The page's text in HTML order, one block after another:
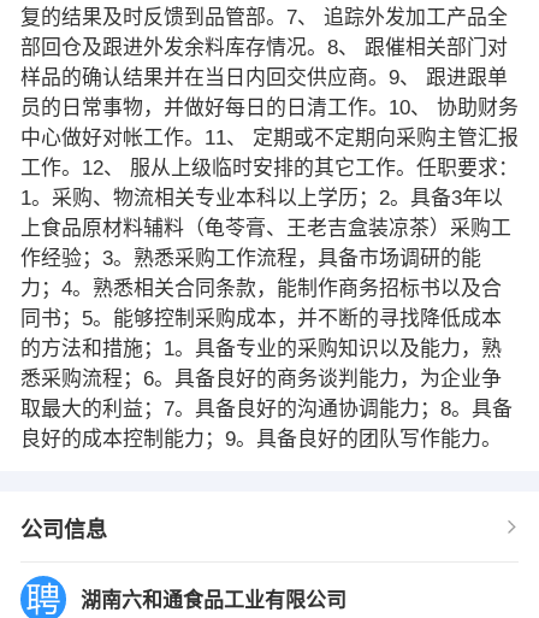
复的结果及时反馈到品管部。7、 追踪外发加工产品全
部回仓及跟进外发余料库存情况。8、 跟催相关部门对
样品的确认结果并在当日内回交供应商。9、 跟进跟单
员的日常事物，并做好每日的日清工作。10、 协助财务
中心做好对帐工作。11、 定期或不定期向采购主管汇报
工作。12、 服从上级临时安排的其它工作。任职要求：
1。采购、物流相关专业本科以上学历；2。具备3年以
上食品原材料辅料（龟苓膏、王老吉盒装凉茶）采购工
作经验；3。熟悉采购工作流程，具备市场调研的能
力；4。熟悉相关合同条款，能制作商务招标书以及合
同书；5。能够控制采购成本，并不断的寻找降低成本
的方法和措施；1。具备专业的采购知识以及能力，熟
悉采购流程；6。具备良好的商务谈判能力，为企业争
取最大的利益；7。具备良好的沟通协调能力；8。具备
良好的成本控制能力；9。具备良好的团队写作能力。
公司信息
湖南六和通食品工业有限公司